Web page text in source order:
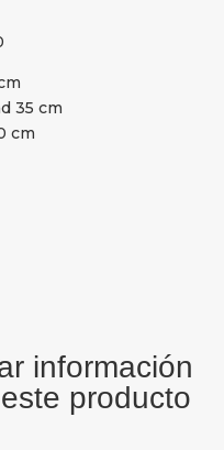
35 cm
cm
información
producto